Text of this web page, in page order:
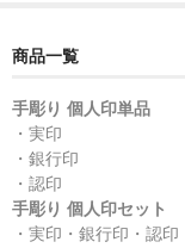
商品一覧
手彫り 個人印単品
・実印
・銀行印
・認印
手彫り 個人印セット
・実印・銀行印・認印